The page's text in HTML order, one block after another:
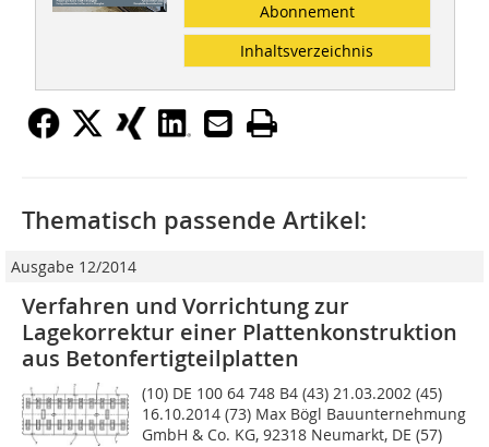
Abonnement
Inhaltsverzeichnis
Thematisch passende Artikel:
Ausgabe 12/2014
Verfahren und Vorrichtung zur
Lagekorrektur einer Plattenkonstruktion
aus Betonfertigteilplatten
(10) DE 100 64 748 B4 (43) 21.03.2002 (45)
16.10.2014 (73) Max Bögl Bauunternehmung
GmbH & Co. KG, 92318 Neumarkt, DE (57)